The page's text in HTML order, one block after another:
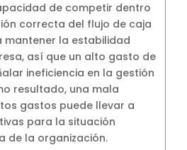
de competir dentro
correcta del flujo de caja
la estabilidad
así que un alto gasto de
ineficiencia en la gestión
resultado, una mala
gastos puede llevar a
para la situación
de la organización.